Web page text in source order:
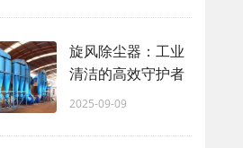
旋风除尘器：工业
清洁的高效守护者
2025-09-09